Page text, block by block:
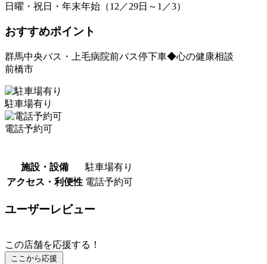
日曜・祝日・年末年始（12／29日～1／3）
おすすめポイント
群馬中央バス・上毛病院前バス停下車◆心の健康相談
前橋市
駐車場有り
電話予約可
施設・設備
駐車場有り
アクセス・利便性 電話予約可
ユーザーレビュー
この店舗を応援する！
ここから応援